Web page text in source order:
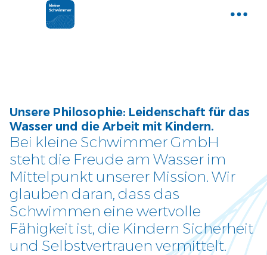
Aktuelle News
Neues und Tipps aus der Welt der
kleinen Schwimmer
Kurse
Entdecke unser Kursangebot
Über uns
Tauche ein und lerne uns
kennen
Unsere Philosophie: Leidenschaft für das
Wasser und die Arbeit mit Kindern.
Bei kleine Schwimmer GmbH
steht die Freude am Wasser im
Mittelpunkt unserer Mission. Wir
glauben daran, dass das
Schwimmen eine wertvolle
Fähigkeit ist, die Kindern Sicherheit
und Selbstvertrauen vermittelt.